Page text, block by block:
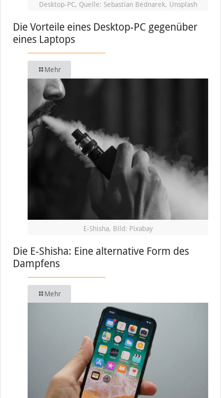
Desktop-PC, Quelle: Sebastian Bednarek, Unsplash
Die Vorteile eines Desktop-PC gegenüber
eines Laptops
Mehr
E-Shisha, Bild: Pixabay
Die E-Shisha: Eine alternative Form des
Dampfens
Mehr